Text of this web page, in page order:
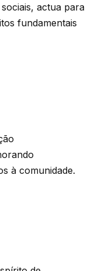
actua para
fundamentais
à comunidade.